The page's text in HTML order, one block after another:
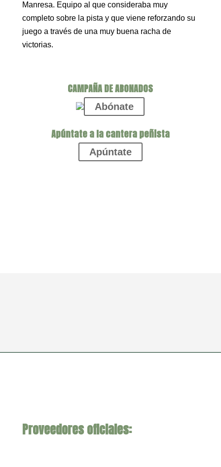
Manresa. Equipo al que consideraba muy
completo sobre la pista y que viene reforzando su
juego a través de una muy buena racha de
victorias.
CAMPAÑA DE ABONADOS
Abónate
Apúntate a la cantera peñista
Apúntate
Proveedores oficiales: